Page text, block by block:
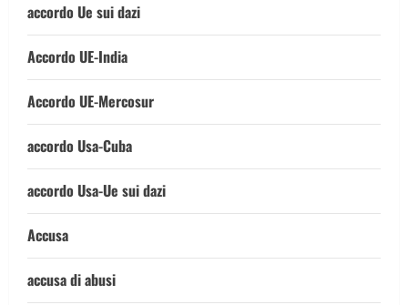
accordo Ue sui dazi
Accordo UE-India
Accordo UE-Mercosur
accordo Usa-Cuba
accordo Usa-Ue sui dazi
Accusa
accusa di abusi